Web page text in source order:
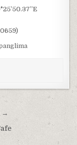
→